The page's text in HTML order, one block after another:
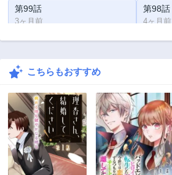
第99話
3ヶ月前
第98話
4ヶ月前
第97話 第96話
第95話
第93話
5ヶ月前
第92話
5ヶ月前
第91話
6ヶ月前
第90話
6ヶ月前
第89話 第88話
こちらもおすすめ